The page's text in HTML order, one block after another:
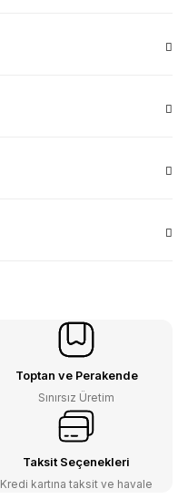
Toptan ve Perakende
Sınırsız Üretim
Taksit Seçenekleri
Kredi kartına taksit ve havale